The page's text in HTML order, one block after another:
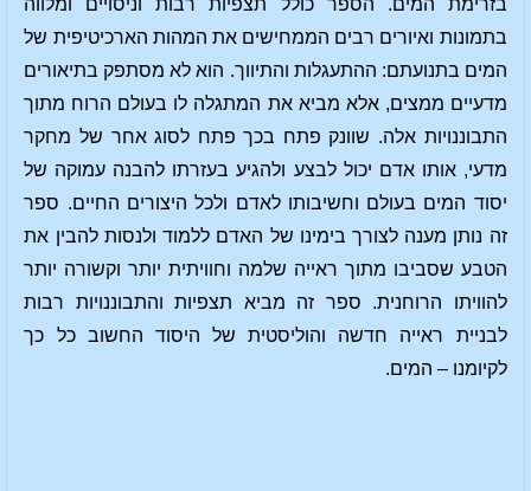
בתמונות ואיורים רבים הממחישים את המהות הארכיטיפית של
המים בתנועתם: ההתעגלות והתיווך. הוא לא מסתפק בתיאורים
מדעיים ממצים, אלא מביא את המתגלה לו בעולם הרוח מתוך
התבוננויות אלה. שוונק פתח בכך פתח לסוג אחר של מחקר
מדעי, אותו אדם יכול לבצע ולהגיע בעזרתו להבנה עמוקה של
יסוד המים בעולם וחשיבותו לאדם ולכל היצורים החיים. ספר
זה נותן מענה לצורך בימינו של האדם ללמוד ולנסות להבין את
הטבע שסביבו מתוך ראייה שלמה וחוויתית יותר וקשורה יותר
להוויתו הרוחנית. ספר זה מביא תצפיות והתבוננויות רבות
לבניית ראייה חדשה והוליסטית של היסוד החשוב כל כך
לקיומנו – המים.